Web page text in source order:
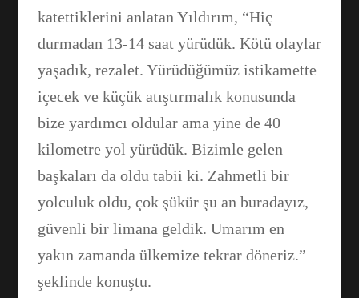
katettiklerini anlatan Yıldırım, “Hiç
durmadan 13-14 saat yürüdük. Kötü olaylar
yaşadık, rezalet. Yürüdüğümüz istikamette
içecek ve küçük atıştırmalık konusunda
bize yardımcı oldular ama yine de 40
kilometre yol yürüdük. Bizimle gelen
başkaları da oldu tabii ki. Zahmetli bir
yolculuk oldu, çok şükür şu an buradayız,
güvenli bir limana geldik. Umarım en
yakın zamanda ülkemize tekrar döneriz.”
şeklinde konuştu.
Facebook